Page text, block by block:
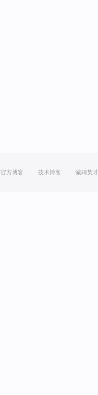
官方博客 技术博客 诚聘英才